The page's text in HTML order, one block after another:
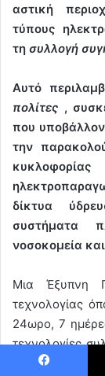
αστική
τύπους
τη συλλογή
Αυτό
πολίτες ,
που
την
δίκτυα
συστήματα
νοσοκομεία
Μια Έξυπνη
τεχνολογίας
24ωρο, 7
τεχνολογίες
κάθε πτυχή